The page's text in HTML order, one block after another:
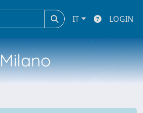
IT LOGIN